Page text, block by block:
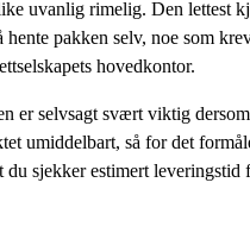
uvanlig rimelig. Den lettest
hente pakken selv, noe som
hovedkontor.
er selvsagt svært viktig
umiddelbart, så for det
du sjekker estimert leveringstid